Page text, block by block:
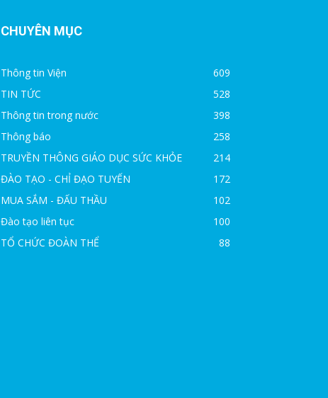
CHUYÊN MỤC
Thông tin Viện
609
TIN TỨC
528
Thông tin trong nước
398
Thông báo
258
TRUYỀN THÔNG GIÁO DỤC SỨC KHỎE
214
ĐÀO TẠO - CHỈ ĐẠO TUYẾN
172
MUA SẮM - ĐẤU THẦU
102
Đào tạo liên tục
100
TỔ CHỨC ĐOÀN THỂ
88